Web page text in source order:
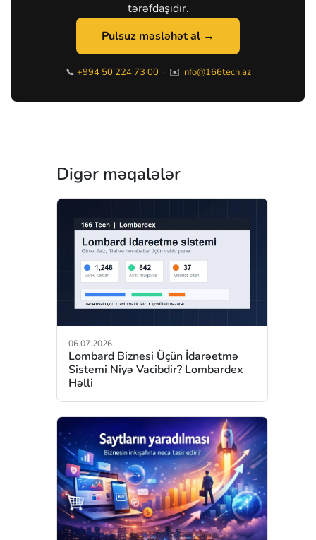
tərəfdaşıdır.
Pulsuz məsləhət al →
📞 +994 50 224 73 00 · ✉️ info@166tech.az
Digər məqalələr
06.07.2026
Lombard Biznesi Üçün İdarəetmə
Sistemi Niyə Vacibdir? Lombardex
Həlli